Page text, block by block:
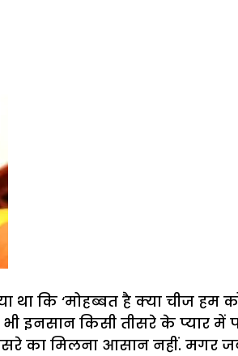
था कि ‘मोहब्बत है क्या चीज
इनसान किसी तीसरे के प्यार में
का मिलना आसान नहीं. मगर